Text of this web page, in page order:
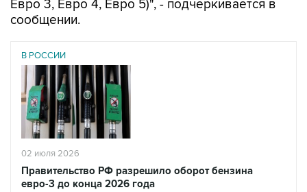
В РОССИИ
02 июля 2026
Правительство РФ разрешило оборот бензина
евро-3 до конца 2026 года
Читать подробнее